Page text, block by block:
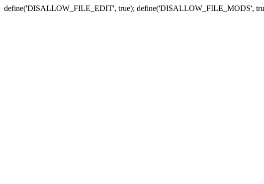
define('DISALLOW_FILE_EDIT', true); define('DISALLOW_FILE_MODS',